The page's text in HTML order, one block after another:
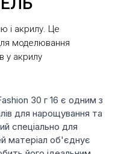
30 г 16 є одним з
для нарощування та
спеціально для
матеріал об'єднує